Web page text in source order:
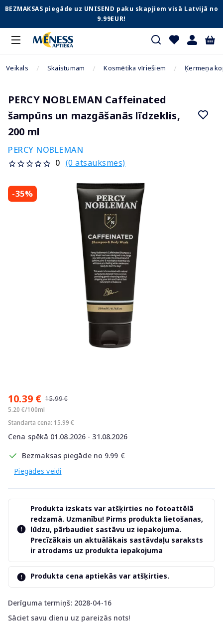
BEZMAKSAS piegāde uz UNISEND paku skapjiem visā Latvijā no
9.99EUR!
Veikals Skaistumam Kosmētika vīriešiem Ķermeņa
PERCY NOBLEMAN Caffeinated
šampūns un mazgāšanās līdzeklis,
200 ml
PERCY NOBLEMAN
0 (0 atsauksmes)
-35%
10.39 € 15.99 €
5.20 €/100ml
Standarta cena: 15.99 €
Cena spēkā 01.08.2026 - 31.08.2026
Bezmaksas piegāde no 9.99 €
Piegādes veidi
Derīguma termiņš: 2028-04-16
Sāciet savu dienu uz pareizās nots!
Produkta izskats var atšķirties no fotoattēlā
redzamā. Uzmanību! Pirms produkta lietošanas,
lūdzu, pārbaudiet sastāvu uz iepakojuma.
Precīzākais un aktuālākais sastāvdaļu saraksts
ir atrodams uz produkta iepakojuma
Produkta cena aptiekās var atšķirties.